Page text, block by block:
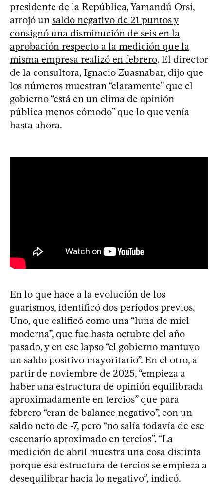
presidente de la República, Yamandú Orsi,
arrojó un saldo negativo de 21 puntos y
consignó una disminución de seis en la
aprobación respecto a la medición que la
misma empresa realizó en febrero. El director
de la consultora, Ignacio Zuasnabar, dijo que
los números muestran “claramente” que el
gobierno “está en un clima de opinión
pública menos cómodo” que lo que venía
hasta ahora.
En lo que hace a la evolución de los
guarismos, identificó dos períodos previos.
Uno, que calificó como una “luna de miel
moderna”, que fue hasta octubre del año
pasado, y en ese lapso “el gobierno mantuvo
un saldo positivo mayoritario”. En el otro, a
partir de noviembre de 2025, “empieza a
haber una estructura de opinión equilibrada
aproximadamente en tercios” que para
febrero “eran de balance negativo”, con un
saldo neto de -7, pero “no salía todavía de ese
escenario aproximado en tercios”. “La
medición de abril muestra una cosa distinta
porque esa estructura de tercios se empieza a
desequilibrar hacia lo negativo”, indicó.